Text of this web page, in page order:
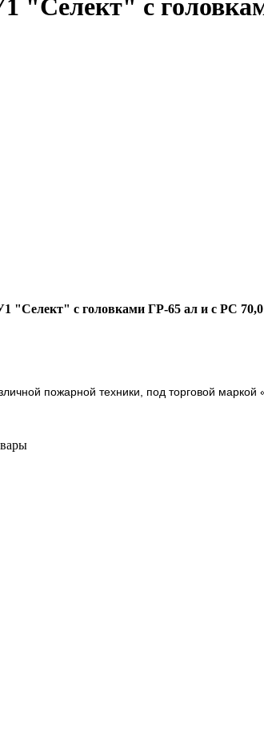
с
с головками ГР-65 ал и с РС
пожарной техники, под торговой маркой